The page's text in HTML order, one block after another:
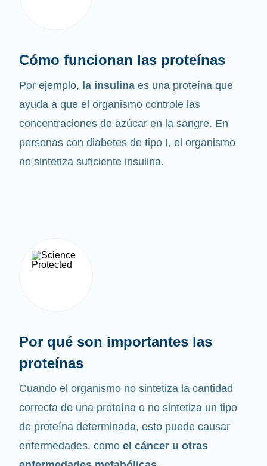
Cómo funcionan las proteínas
Por ejemplo, la insulina es una proteína que
ayuda a que el organismo controle las
concentraciones de azúcar en la sangre. En
personas con diabetes de tipo I, el organismo
no sintetiza suficiente insulina.
Por qué son importantes las
proteínas
Cuando el organismo no sintetiza la cantidad
correcta de una proteína o no sintetiza un tipo
de proteína determinada, esto puede causar
enfermedades, como el cáncer u otras